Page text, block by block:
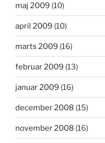
maj 2009 (10)
april 2009 (10)
marts 2009 (16)
februar 2009 (13)
januar 2009 (16)
december 2008 (15)
november 2008 (16)